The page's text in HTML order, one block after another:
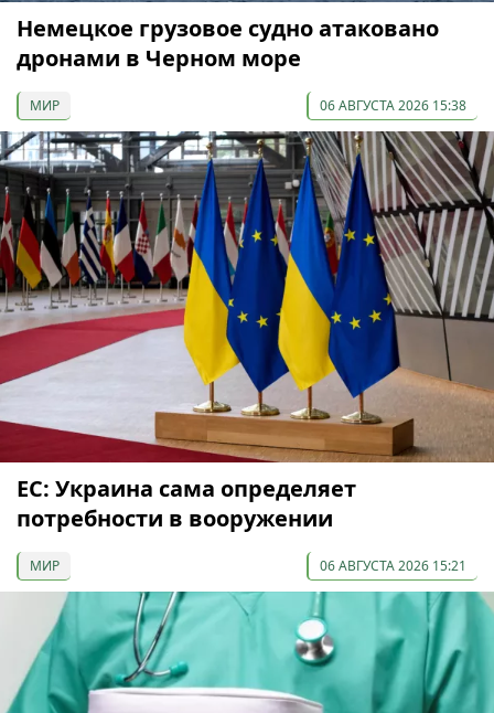
Немецкое грузовое судно атаковано
дронами в Черном море
МИР 06 АВГУСТА 2026 15:38
ЕС: Украина сама определяет
потребности в вооружении
МИР 06 АВГУСТА 2026 15:21